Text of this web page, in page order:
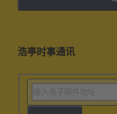
浩亭时事通讯